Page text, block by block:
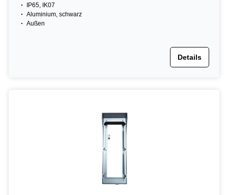
IP65, IK07
Aluminium, schwarz
Außen
Details